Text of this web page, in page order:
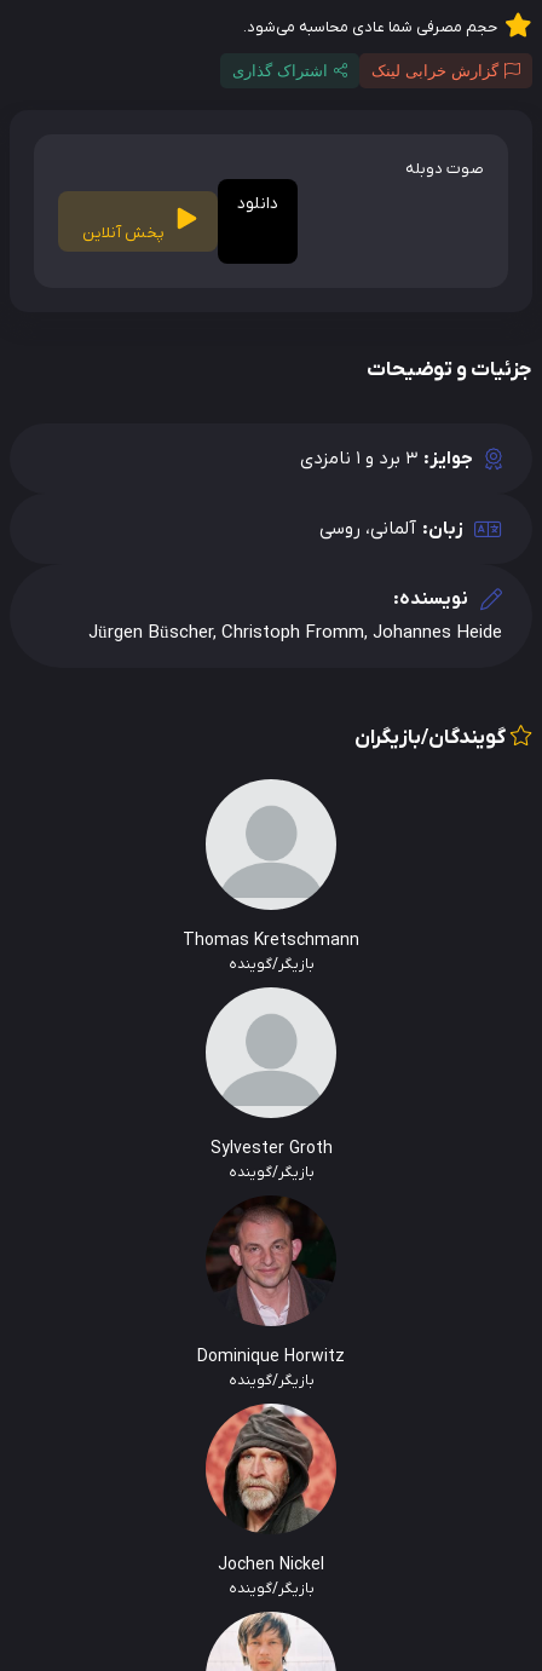
حجم مصرفی شما عادی محاسبه می‌شود.
گزارش خرابی لینک اشتراک گذاری
صوت دوبله
دانلود
پخش آنلاین
و توضیحات
جوایز: 3 برد و 1 نامزدی
زبان: آلمانی، روسی
نویسنده:
Jürgen Büscher, Christoph Fromm, Johannes Heide
گویندگان/بازیگران
Thomas Kretschmann
بازیگر/گوینده
Sylvester Groth
بازیگر/گوینده
Dominique Horwitz
بازیگر/گوینده
Jochen Nickel
بازیگر/گوینده